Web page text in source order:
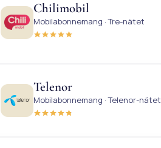
Chilimobil
Mobilabonnemang · Tre-nätet
Telenor
Mobilabonnemang · Telenor-nätet